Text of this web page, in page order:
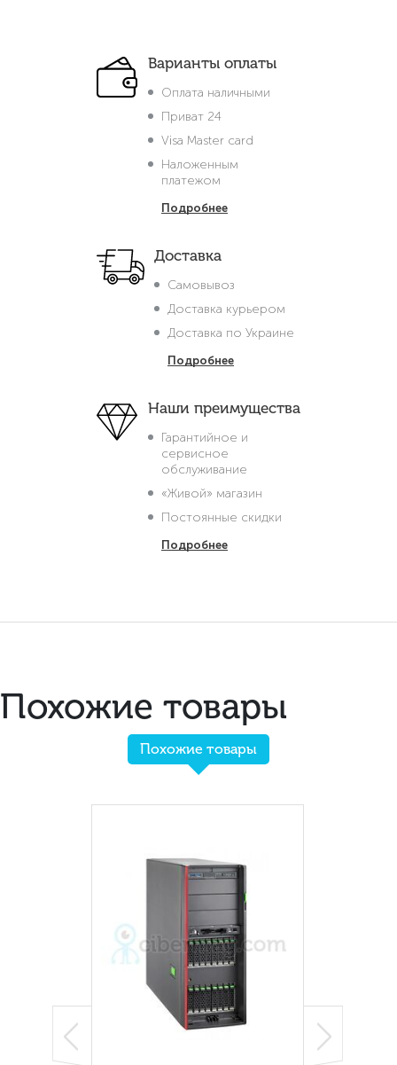
Варианты оплаты
Оплата наличными
Приват 24
Visa Master card
Наложенным
платежом
Подробнее
Доставка
Самовывоз
Доставка курьером
Доставка по Украине
Подробнее
Наши преимущества
Гарантийное и
сервисное
обслуживание
«Живой» магазин
Постоянные скидки
Подробнее
Похожие товары
Похожие товары